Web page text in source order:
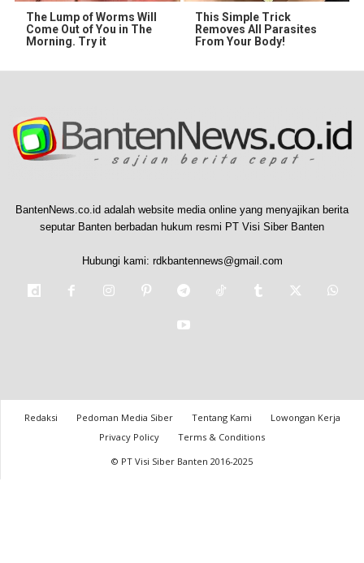
The Lump of Worms Will
Come Out of You in The
Morning. Try it
This Simple Trick
Removes All Parasites
From Your Body!
BantenNews.co.id adalah website media online yang menyajikan berita
seputar Banten berbadan hukum resmi PT Visi Siber Banten
Hubungi kami: rdkbantennews@gmail.com
Redaksi Pedoman Media Siber Tentang Kami
Lowongan Kerja
Privacy Policy
Terms & Conditions
© PT Visi Siber Banten 2016-2025